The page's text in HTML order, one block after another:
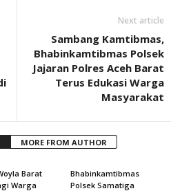
Next article
Sambang Kamtibmas,
Bhabinkamtibmas Polsek
Jajaran Polres Aceh Barat
Terus Edukasi Warga
Masyarakat
MORE FROM AUTHOR
Barat
Warga
Bhabinkamtibmas
Polsek Samatiga